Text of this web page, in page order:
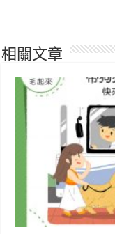
相關文章